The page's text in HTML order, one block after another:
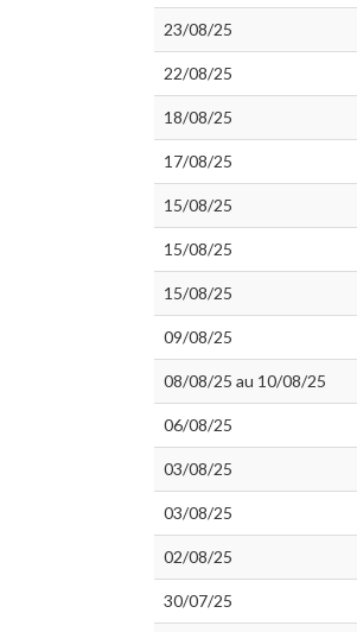
23/08/25
22/08/25
18/08/25
17/08/25
15/08/25
15/08/25
15/08/25
09/08/25
08/08/25 au 10/08/25
06/08/25
03/08/25
03/08/25
02/08/25
30/07/25